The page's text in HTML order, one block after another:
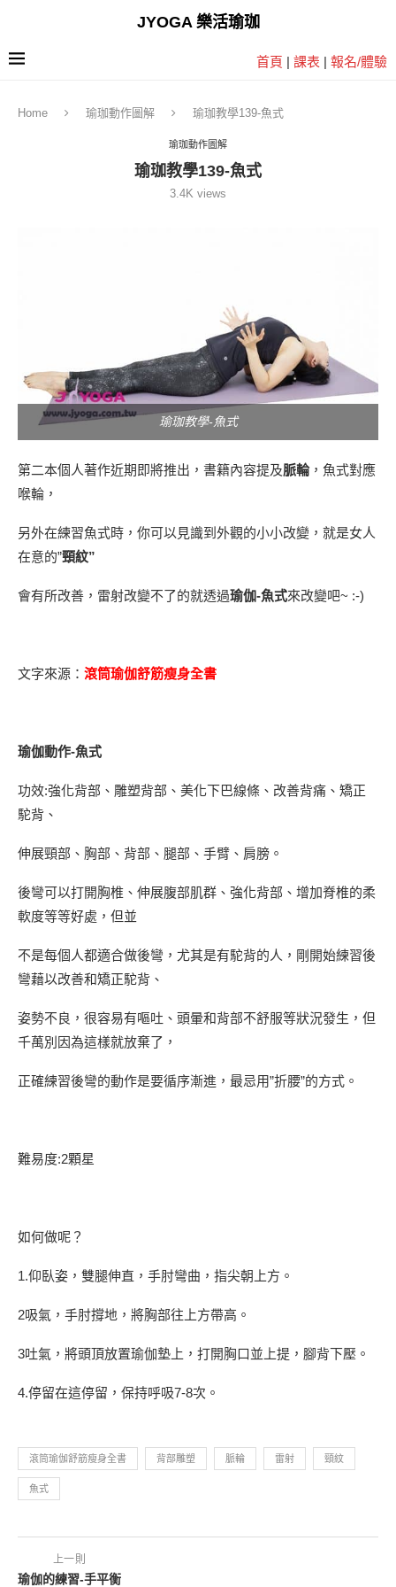
JYOGA 樂活瑜珈
首頁 | 課表 | 報名/體驗
Home 瑜珈動作圖解 瑜珈教學139-魚式
瑜珈動作圖解
瑜珈教學139-魚式
3.4K views
瑜珈教學-魚式
第二本個人著作近期即將推出，書籍內容提及脈輪， 魚式對應
喉輪 ，
另外在練習魚式時，你可以見識到外觀的小小改變，就是女人
在意的”頸紋”
會有所改善，雷射改變不了的就透過瑜伽-魚式來改變吧~ :-)
文字來源： 滾筒瑜伽舒筋瘦身全書
瑜伽動作-魚式
功效:強化背部、雕塑背部、美化下巴線條、改善背痛、矯正
駝背、
伸展頸部、胸部、背部、腿部、手臂、肩膀。
後彎可以打開胸椎、伸展腹部肌群、強化背部、增加脊椎的柔
軟度等等好處，但並
不是每個人都適合做後彎，尤其是有駝背的人，剛開始練習後
彎藉以改善和矯正駝背、
姿勢不良，很容易有嘔吐、頭暈和背部不舒服等狀況發生，但
千萬別因為這樣就放棄了，
正確練習後彎的動作是要循序漸進，最忌用”折腰”的方式。
難易度:2顆星
如何做呢？
1.仰臥姿，雙腿伸直，手肘彎曲，指尖朝上方。
2吸氣，手肘撐地，將胸部往上方帶高。
3吐氣，將頭頂放置瑜伽墊上，打開胸口並上提，腳背下壓。
4.停留在這停留，保持呼吸7-8次。
滾筒瑜伽舒筋瘦身全書 背部雕塑 脈輪 雷射 頸紋
魚式
上一則
瑜伽的練習-手平衡